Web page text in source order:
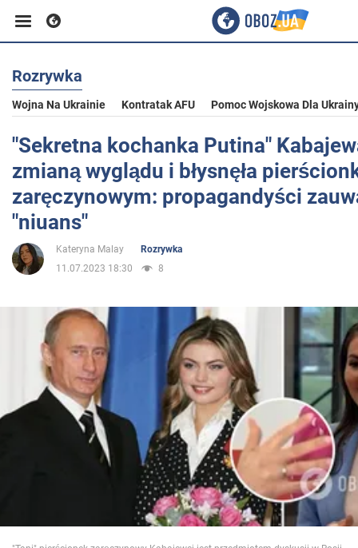
Biznes
Sport
Życie
Społeczeństwo
Wojna na Ukrainie
Rozrywka
Wojna Na Ukrainie Kontratak AFU Pomoc Wojskowa Dla
"Sekretna kochanka Putina"
zmianą wyglądu i błysnęła
zaręczynowym: propagandyści
"niuans"
Kateryna Malay
Rozrywka
11.07.2023 18:30
8